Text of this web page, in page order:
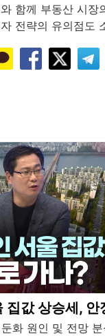
함께 부동산 시장
전략의 유의점도
집값 상승세, 안
화 원인 및 전망